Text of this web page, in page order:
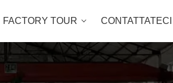
FACTORY TOUR CONTATTATECI